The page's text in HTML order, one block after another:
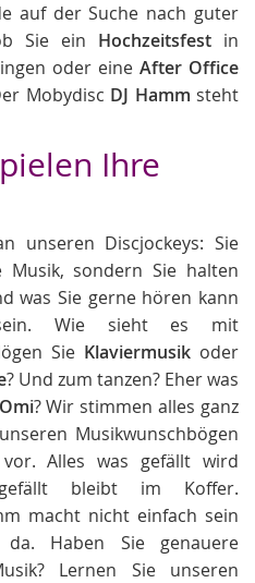
auf der Suche nach guter
Sie ein Hochzeitsfest in
oder eine After Office
Mobydisc DJ Hamm steht
Ihre
unseren Discjockeys: Sie
sondern Sie halten
was Sie gerne hören kann
sein. Wie sieht es mit
Sie Klaviermusik oder
? Und zum tanzen? Eher was
Omi? Wir stimmen alles ganz
Musikwunschbögen
Alles was gefällt wird
bleibt im Koffer.
macht nicht einfach sein
Haben Sie genauere
Lernen Sie unseren